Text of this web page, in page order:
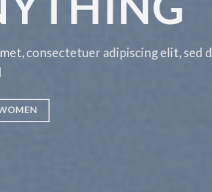
consectetuer adipiscing elit, sed diam